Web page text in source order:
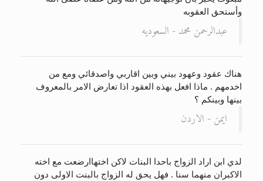
وأستحق العقوبه
عبدالرحمن محمد - السعوديه
هناك عقود وعهود بيني وبين اقاربي واصدقائي ومع من
اخدمهم . ماذا افعل بهذه العقود اذا تعارض الامر بالمعروف
بينها وبينكم ؟
ايمن - الاردن
لدي ابن اراد الزواج باحدا البنات لاكن اختهاارضعت مع اخته
الاكبران منهما سنا . فهل يحق له الزواج بالبنت الاولى دون